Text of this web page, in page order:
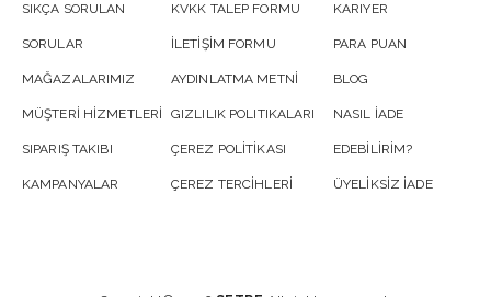
SIKÇA SORULAN
SORULAR
MAĞAZALARIMIZ
MÜŞTERİ HİZMETLERİ
SIPARIŞ TAKIBI
KAMPANYALAR
KVKK TALEP FORMU
İLETİŞİM FORMU
AYDINLATMA METNİ
GIZLILIK POLITIKALARI
ÇEREZ POLİTİKASI
ÇEREZ TERCİHLERİ
KARIYER
PARA PUAN
BLOG
NASIL İADE
EDEBİLİRİM?
ÜYELİKSİZ İADE